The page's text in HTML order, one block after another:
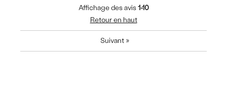
Affichage des avis1-10
Retour en haut
Suivant »